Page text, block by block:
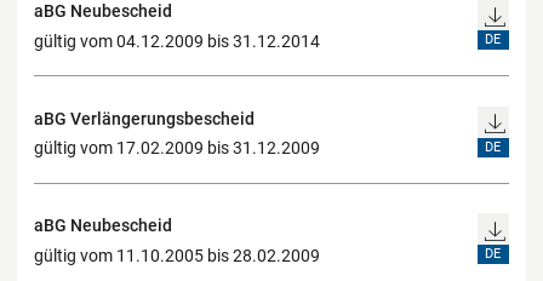
aBG Neubescheid
gültig vom 04.12.2009 bis 31.12.2014
DE
aBG Verlängerungsbescheid
gültig vom 17.02.2009 bis 31.12.2009
DE
aBG Neubescheid
gültig vom 11.10.2005 bis 28.02.2009
DE